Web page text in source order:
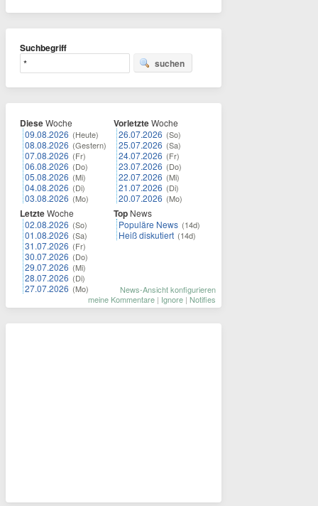
Suchbegriff
suchen
DieseWoche
09.08.2026 (Heute)
08.08.2026 (Gestern)
07.08.2026 (Fr)
06.08.2026 (Do)
05.08.2026 (Mi)
04.08.2026 (Di)
03.08.2026 (Mo)
LetzteWoche
02.08.2026 (So)
01.08.2026 (Sa)
31.07.2026 (Fr)
30.07.2026 (Do)
29.07.2026 (Mi)
28.07.2026 (Di)
27.07.2026 (Mo)
VorletzteWoche
26.07.2026 (So)
25.07.2026 (Sa)
24.07.2026 (Fr)
23.07.2026 (Do)
22.07.2026 (Mi)
21.07.2026 (Di)
20.07.2026 (Mo)
Top News
Populäre News (14d)
Heiß diskutiert (14d)
News-Ansicht konfigurieren
meine Kommentare | Ignore | Notifies